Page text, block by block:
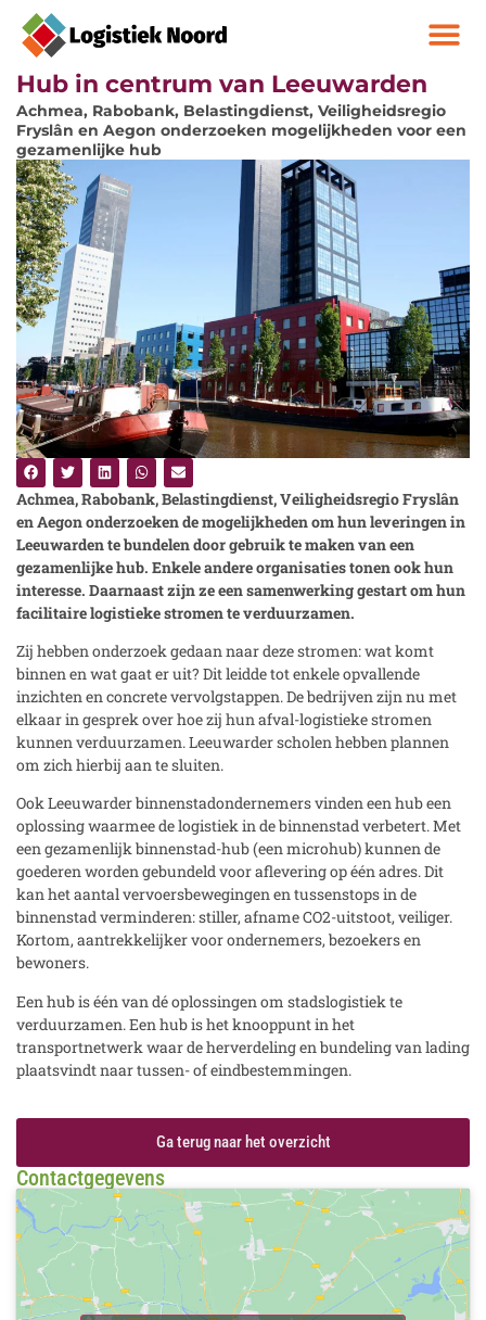
Hub in centrum van Leeuwarden
Achmea, Rabobank, Belastingdienst, Veiligheidsregio
Fryslân en Aegon onderzoeken mogelijkheden voor een
gezamenlijke hub
Achmea, Rabobank, Belastingdienst, Veiligheidsregio Fryslân
en Aegon onderzoeken de mogelijkheden om hun leveringen in
Leeuwarden te bundelen door gebruik te maken van een
gezamenlijke hub. Enkele andere organisaties tonen ook hun
interesse. Daarnaast zijn ze een samenwerking gestart om hun
facilitaire logistieke stromen te verduurzamen.
Zij hebben onderzoek gedaan naar deze stromen: wat komt
binnen en wat gaat er uit? Dit leidde tot enkele opvallende
inzichten en concrete vervolgstappen. De bedrijven zijn nu met
elkaar in gesprek over hoe zij hun afval-logistieke stromen
kunnen verduurzamen. Leeuwarder scholen hebben plannen
om zich hierbij aan te sluiten.
Ook Leeuwarder binnenstadondernemers vinden een hub een
oplossing waarmee de logistiek in de binnenstad verbetert. Met
een gezamenlijk binnenstad-hub (een microhub) kunnen de
goederen worden gebundeld voor aflevering op één adres. Dit
kan het aantal vervoersbewegingen en tussenstops in de
binnenstad verminderen: stiller, afname CO2-uitstoot, veiliger.
Kortom, aantrekkelijker voor ondernemers, bezoekers en
bewoners.
Een hub is één van dé oplossingen om stadslogistiek te
verduurzamen. Een hub is het knooppunt in het
transportnetwerk waar de herverdeling en bundeling van lading
plaatsvindt naar tussen- of eindbestemmingen.
Ga terug naar het overzicht
Contactgegevens